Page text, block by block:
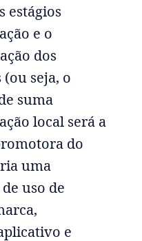
estágios
e o
dos
seja, o
suma
local será a
do
uma
uso de
e